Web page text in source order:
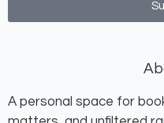
A personal space for